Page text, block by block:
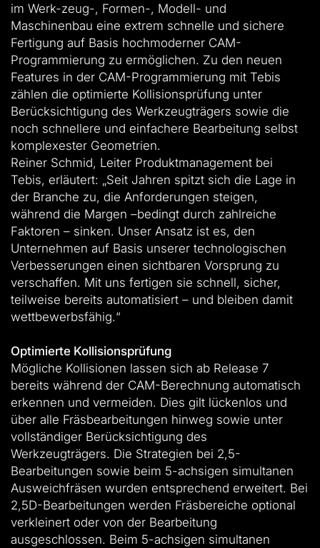
im Werk-zeug-, Formen-, Modell- und
Maschinenbau eine extrem schnelle und sichere
Fertigung auf Basis hochmoderner CAM-
Programmierung zu ermöglichen. Zu den neuen
Features in der CAM-Programmierung mit Tebis
zählen die optimierte Kollisionsprüfung unter
Berücksichtigung des Werkzeugträgers sowie die
noch schnellere und einfachere Bearbeitung selbst
komplexester Geometrien.
Reiner Schmid, Leiter Produktmanagement bei
Tebis, erläutert: „Seit Jahren spitzt sich die Lage in
der Branche zu, die Anforderungen steigen,
während die Margen –bedingt durch zahlreiche
Faktoren – sinken. Unser Ansatz ist es, den
Unternehmen auf Basis unserer technologischen
Verbesserungen einen sichtbaren Vorsprung zu
verschaffen. Mit uns fertigen sie schnell, sicher,
teilweise bereits automatisiert – und bleiben damit
wettbewerbsfähig.“
Optimierte Kollisionsprüfung
Mögliche Kollisionen lassen sich ab Release 7
bereits während der CAM-Berechnung automatisch
erkennen und vermeiden. Dies gilt lückenlos und
über alle Fräsbearbeitungen hinweg sowie unter
vollständiger Berücksichtigung des
Werkzeugträgers. Die Strategien bei 2,5-
Bearbeitungen sowie beim 5-achsigen simultanen
Ausweichfräsen wurden entsprechend erweitert. Bei
2,5D-Bearbeitungen werden Fräsbereiche optional
verkleinert oder von der Bearbeitung
ausgeschlossen. Beim 5-achsigen simultanen